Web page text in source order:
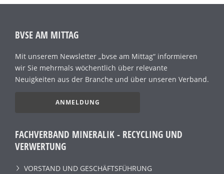
BVSE AM MITTAG
Mit unserem Newsletter „bvse am Mittag“ informieren
wir Sie mehrmals wöchentlich über relevante
Neuigkeiten aus der Branche und über unseren Verband.
ANMELDUNG
FACHVERBAND MINERALIK - RECYCLING UND
VERWERTUNG
VORSTAND UND GESCHÄFTSFÜHRUNG